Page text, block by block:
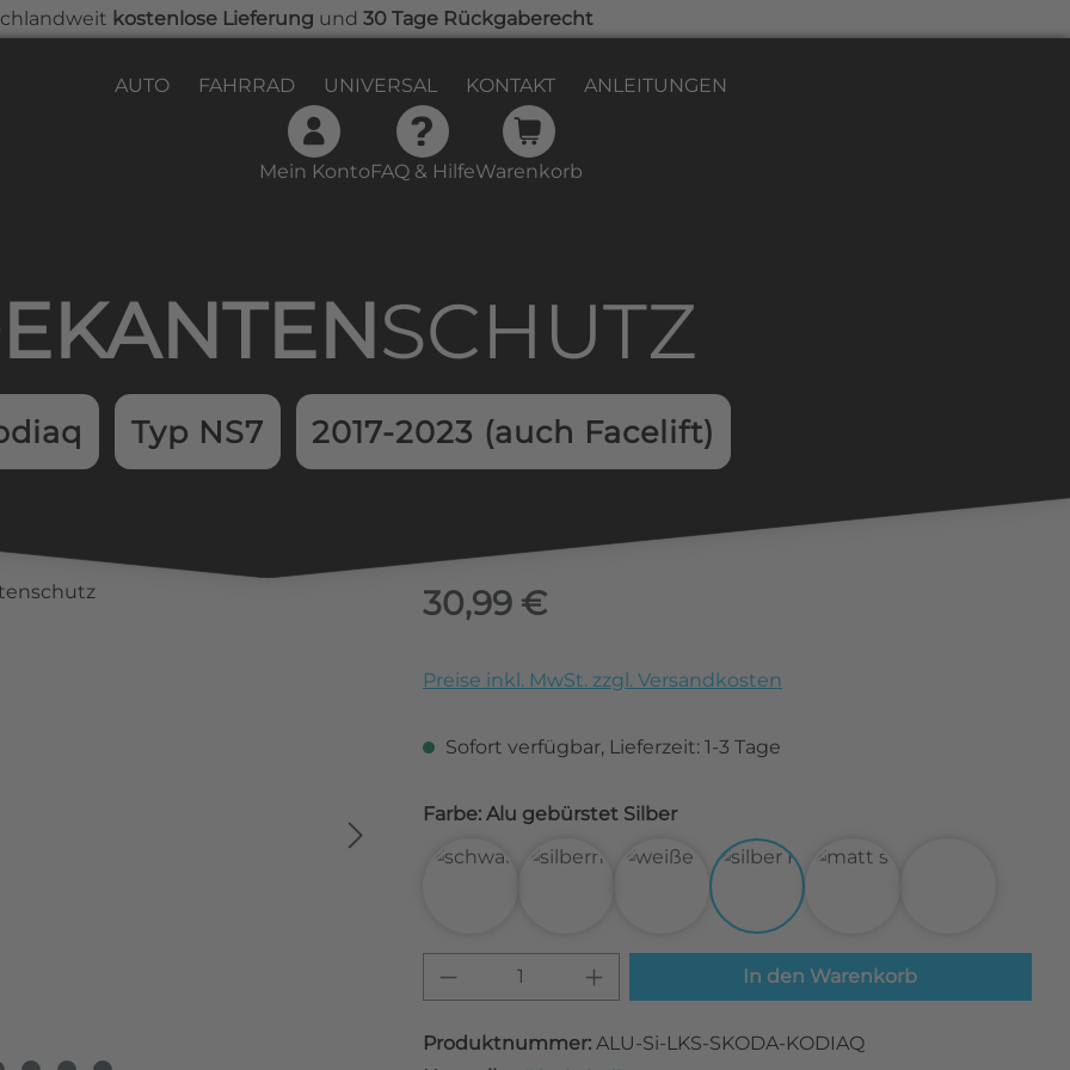
kostenlose Lieferung und 30 Tage Rückgaberecht
AUTO FAHRRAD UNIVERSAL KONTAKT ANLEITUNGEN
Mein KontoFAQ & HilfeWarenkorb
SCHUTZ
Typ NS7 2017-2023 (auch Facelift)
Regulärer Preis:
30,99 €
Preise inkl. MwSt. zzgl. Versandkosten
Sofort verfügbar, Lieferzeit: 1-3 Tage
Farbe: Alu gebürstet Silber
3D Carbon Silber3D Carbon WeißAlu gebürstet Silber
Produkt Anzahl: Gib den gewünschten
In den Warenkorb
Produktnummer: ALU-Si-LKS-SKODA-KODIAQ